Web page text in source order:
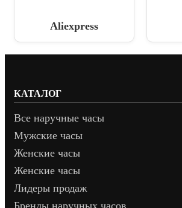
Aliexpress
КАТАЛОГ
Все наручные часы
Мужские часы
Женские часы
Женские часы
Лидеры продаж
Бренды наручных часов